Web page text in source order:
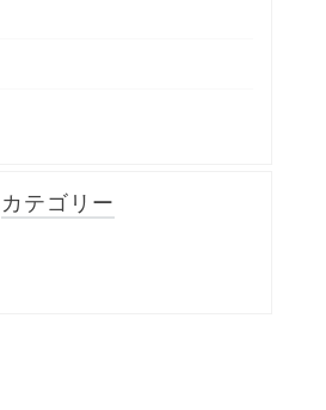
カテゴリー